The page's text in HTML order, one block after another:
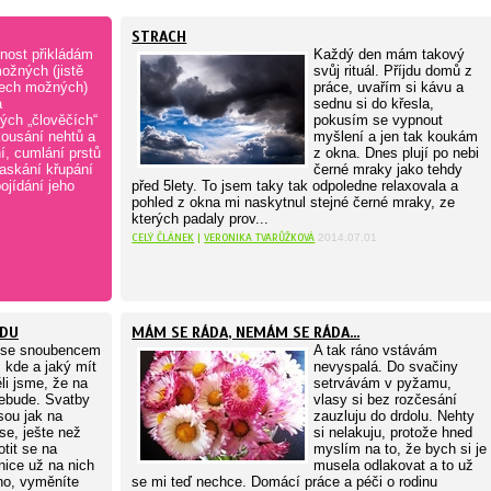
přikládám
(jistě
možných)
„člověčích“
nehtů a
cumlání prstů
křupání
jeho
STRACH
Každý den mám takový
svůj rituál. Příjdu domů z
práce, uvařím si kávu a
sednu si do křesla,
pokusím se vypnout
myšlení a jen tak koukám
z okna. Dnes plují po nebi
černé mraky jako tehdy
před 5lety. To jsem taky tak odpoledne relaxovala a
pohled z okna mi naskytnul stejné černé mraky, ze
kterých padaly prov...
CELÝ ČLÁNEK |VERONIKA TVARŮŽKOVÁ 2014.07.01
snoubencem
kde a jaký mít
jsme, že na
Svatby
jak na
ješte než
se na
už na nich
vyměníte
MÁM SE RÁDA, NEMÁM SE RÁDA...
A tak ráno vstávám
nevyspalá. Do svačiny
setrvávám v pyžamu,
vlasy si bez rozčesání
zauzluju do drdolu. Nehty
si nelakuju, protože hned
myslím na to, že bych si je
musela odlakovat a to už
se mi teď nechce. Domácí práce a péči o rodinu